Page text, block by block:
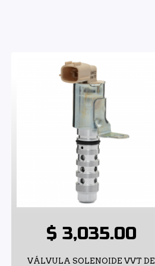
$ 3,035.00
VÁLVULA SOLENOIDE VVT DE